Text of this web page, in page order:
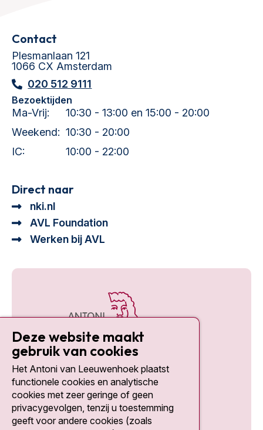
Contact
Plesmanlaan 121
1066 CX Amsterdam
020 512 9111
Bezoektijden
Ma-Vrij:
10:30 - 13:00 en 15:00 - 20:00
Weekend: 10:30 - 20:00
IC:
10:00 - 22:00
Direct naar
nki.nl
AVL Foundation
Werken bij AVL
Social media
Deze website maakt
gebruik van cookies
Het Antoni van Leeuwenhoek plaatst
functionele cookies en analytische
cookies met zeer geringe of geen
privacygevolgen, tenzij u toestemming
geeft voor andere cookies (zoals